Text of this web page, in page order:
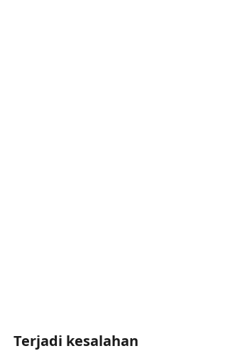
Terjadi kesalahan